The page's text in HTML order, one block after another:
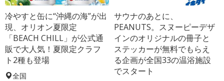
冷やすと缶に“沖縄の海”が出
現、オリオン夏限定
「BEACH CHILL」が公式通
販で大人気！夏限定クラフ
ト2種も登場
全国
サウナのあとに、
PEANUTS。スヌーピーデザ
インのオリジナルの冊子と
ステッカーが無料でもらえ
る企画が全国33の温浴施設
でスタート